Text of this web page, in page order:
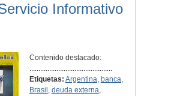
Informativo
Contenido destacado:
..............................................
Etiquetas: Argentina, banca,
Brasil , deuda externa,